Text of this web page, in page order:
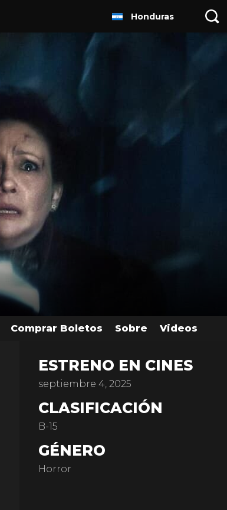
Honduras
Comprar Boletos Sobre Videos
ESTRENO EN CINES
septiembre 4, 2025
CLASIFICACIÓN
B-15
GÉNERO
Horror